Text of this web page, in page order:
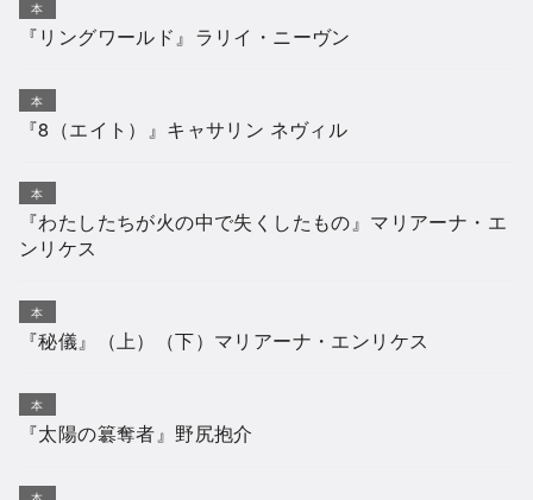
本
『リングワールド』ラリイ・ニーヴン
本
『8（エイト）』キャサリン ネヴィル
本
『わたしたちが火の中で失くしたもの』マリアーナ・エ
ンリケス
本
『秘儀』（上）（下）マリアーナ・エンリケス
本
『太陽の簒奪者』野尻抱介